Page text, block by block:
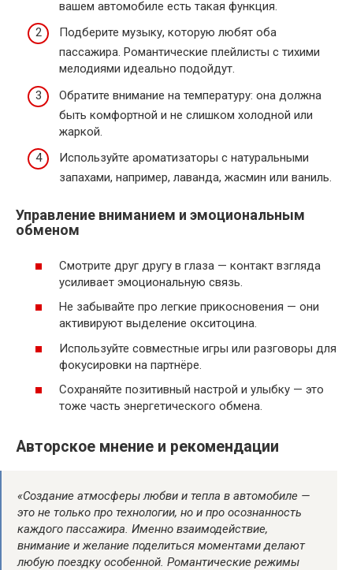
вашем автомобиле есть такая функция.
Подберите музыку, которую любят оба
пассажира. Романтические плейлисты с тихими
мелодиями идеально подойдут.
Обратите внимание на температуру: она должна
быть комфортной и не слишком холодной или
жаркой.
Используйте ароматизаторы с натуральными
запахами, например, лаванда, жасмин или ваниль.
Управление вниманием и эмоциональным
обменом
Смотрите друг другу в глаза — контакт взгляда
усиливает эмоциональную связь.
Не забывайте про легкие прикосновения — они
активируют выделение окситоцина.
Используйте совместные игры или разговоры для
фокусировки на партнёре.
Сохраняйте позитивный настрой и улыбку — это
тоже часть энергетического обмена.
Авторское мнение и рекомендации
«Создание атмосферы любви и тепла в автомобиле —
это не только про технологии, но и про осознанность
каждого пассажира. Именно взаимодействие,
внимание и желание поделиться моментами делают
любую поездку особенной. Романтические режимы